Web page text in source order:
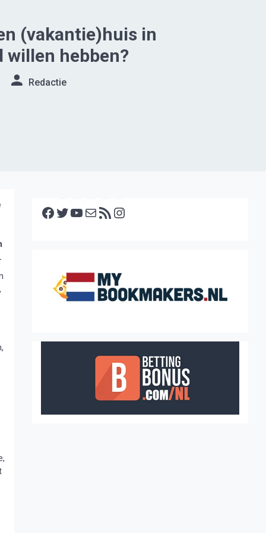
(vakantie)huis in
willen hebben?
Redactie
Facebook Twitter YouTube E-mail RSS feed